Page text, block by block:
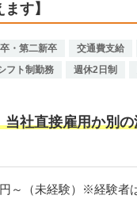
す】
・第二新卒 交通費支給
フト制勤務 週休2日制
当社直接雇用か別
～（未経験）※経験者